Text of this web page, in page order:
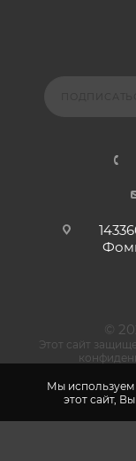
©
Этот сайт
Мы
этот сайт,